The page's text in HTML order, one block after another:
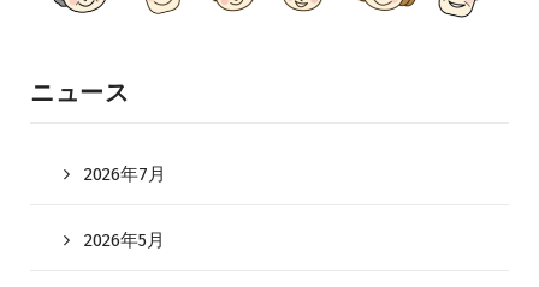
ニュース
2026年7月
2026年5月